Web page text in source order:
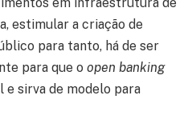
estimular a criação de
para tanto, há de ser
para que o open banking
e sirva de modelo para